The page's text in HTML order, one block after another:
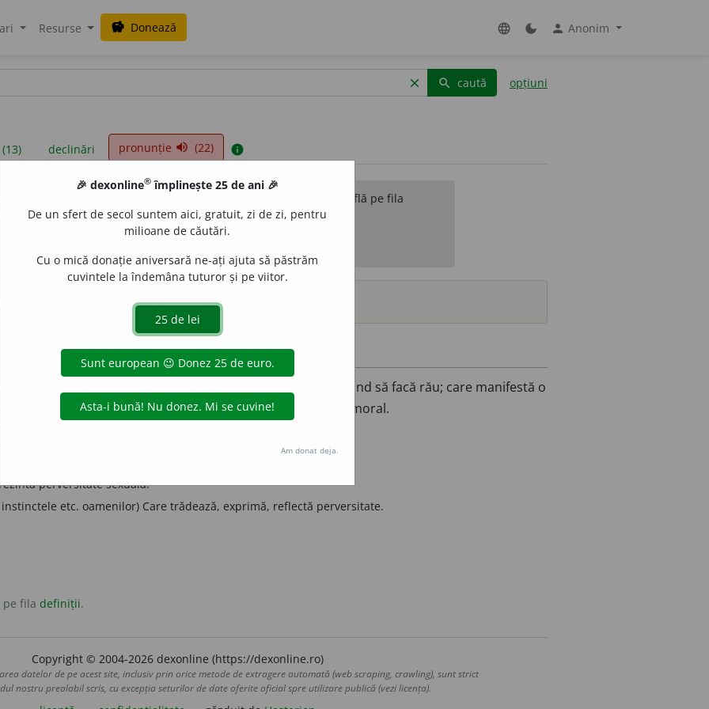
Resurse savings Donează language dark_mode person Anonim
clear search caută opțiuni
declinări pronunție volume_up (22) info
sunt compilate de echipa dexonline. Definițiile originale se află pe fila
reordona filele pe pagina depreferințe.
surse
Care este înclinat spre fapte reprobabile, gata oricând să facă rău; care manifestă o
a judecății, a ideilor, descompus din punct de vedere moral.
perfid.
perversitate sexuală.
etc. oamenilor) Care trădează, exprimă, reflectă perversitate.
pe fila definiții.
Copyright © 2004-2026 dexonline (https://dexonline.ro)
datelor de pe acest site, inclusiv prin orice metode de extragere automată (web scraping, crawling), sunt strict
nostru prealabil scris, cu excepția seturilor de date oferite oficial spre utilizare publică (vezi licența).
🎉 dexonline® împlinește 25 de ani 🎉
De un sfert de secol suntem aici, gratuit, zi de zi, pentru
milioane de căutări.
Cu o mică donație aniversară ne-ați ajuta să păstrăm
cuvintele la îndemâna tuturor și pe viitor.
Am donat deja.